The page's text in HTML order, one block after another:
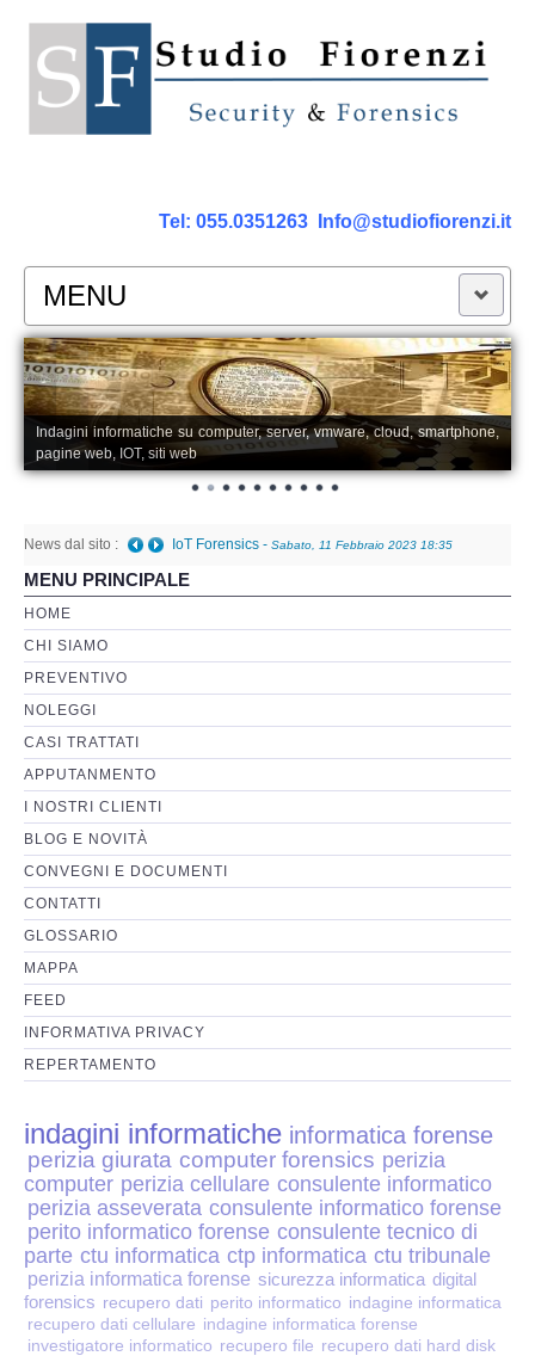
Tel: 055.0351263 Info@studiofiorenzi.it
MENU
PERIZIE
Perizia Computer
Perizia Smartphone Tablet,Cell.
Perizia Rete dati
Perizia Basi di Dati
Perizia Immagini e Video
Perzia su Software/Programmi
Perizia Fonica e Trascrizioni
Perizia su Social Network
Perizia Web Reputation
Perizia Host e Mainframe
Perizia Contratti ICT
Perizia Disp. Elettronici
Perizia Stalking
Perizia Cyber Bullismo
Incarichi CTU e CTP
Perizia Centralini PBX e VOIP
Indagini informatiche su computer, server, vmware, cloud, smartphone,
pagine web, IOT, siti web
News dal sito : IoT Forensics - Sabato, 11 Febbraio 2023 18:35
MENU PRINCIPALE
HOME
CHI SIAMO
PREVENTIVO
NOLEGGI
CASI TRATTATI
APPUTANMENTO
I NOSTRI CLIENTI
BLOG E NOVITÀ
CONVEGNI E DOCUMENTI
CONTATTI
GLOSSARIO
MAPPA
FEED
INFORMATIVA PRIVACY
REPERTAMENTO
indagini informatiche informatica forense
perizia giurata computer forensics perizia
computer perizia cellulare consulente informatico
perizia asseverata consulente informatico forense
perito informatico forense consulente tecnico di
parte ctu informatica ctp informatica ctu tribunale
perizia informatica forense sicurezza informatica digital
forensics recupero dati perito informatico indagine informatica
recupero dati cellulare indagine informatica forense
investigatore informatico recupero file recupero dati hard disk